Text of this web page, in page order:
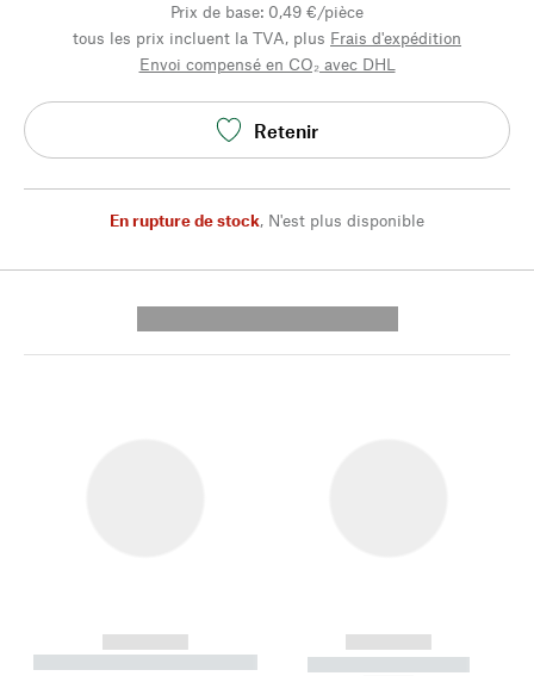
Prix de base: 0,49 €/pièce
tous les prix incluent la TVA, plus Frais d'expédition
Envoi compensé en CO₂ avec DHL
Retenir
En rupture de stock, N'est plus disponible
------------
----------- ----------- --------
------------
----------- -----------